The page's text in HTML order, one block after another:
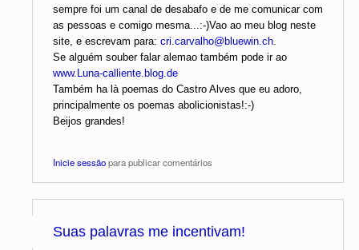
sempre foi um canal de desabafo e de me comunicar com
as pessoas e comigo mesma...:-)Vao ao meu blog neste
site, e escrevam para: cri.carvalho@bluewin.ch
Se alguém souber falar alemao também pode ir ao
www.Luna-calliente.blog.de
Também ha là poemas do Castro Alves que eu adoro,
principalmente os poemas abolicionistas!:-)
Beijos grandes!
Inicie sessãopara publicar comentários
Suas palavras me incentivam!